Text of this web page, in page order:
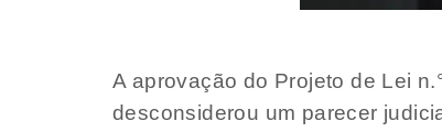
A aprovação do Projeto de Lei
desconsiderou um parecer